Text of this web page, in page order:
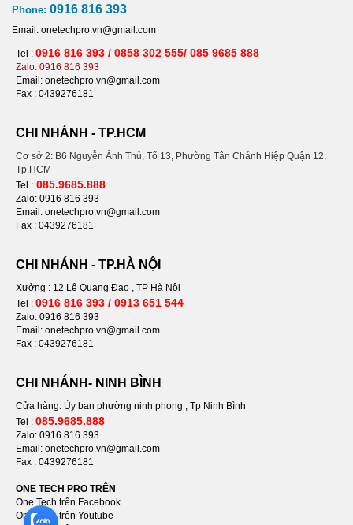
Phone: 0916 816 393
Email: onetechpro.vn@gmail.com
Tel : 0916 816 393 / 0858 302 555/ 085 9685 888
Zalo: 0916 816 393
Email: onetechpro.vn@gmail.com
Fax : 0439276181
CHI NHÁNH - TP.HCM
Cơ sở 2: B6 Nguyễn Ảnh Thủ, Tổ 13, Phường Tân Chánh Hiệp Quận 12,
Tp.HCM
Tel : 085.9685.888
Zalo: 0916 816 393
Email: onetechpro.vn@gmail.com
Fax : 0439276181
CHI NHÁNH - TP.HÀ NỘI
Xưởng : 12 Lê Quang Đạo , TP Hà Nội
Tel : 0916 816 393 / 0913 651 544
Zalo: 0916 816 393
Email: onetechpro.vn@gmail.com
Fax : 0439276181
CHI NHÁNH- NINH BÌNH
Cửa hàng: Ủy ban phường ninh phong , Tp Ninh Bình
Tel : 085.9685.888
Zalo: 0916 816 393
Email: onetechpro.vn@gmail.com
Fax : 0439276181
ONE TECH PRO TRÊN
One Tech trên Facebook
One Tech trên Youtube